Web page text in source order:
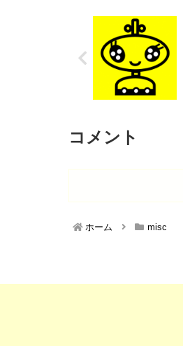
コメント
ホーム misc